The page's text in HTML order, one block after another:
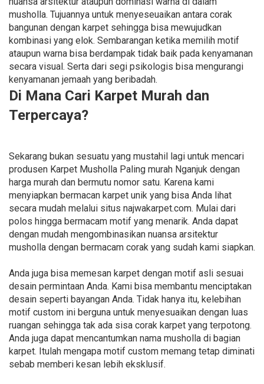
musholla. Tujuannya untuk menyeseuaikan antara corak
bangunan dengan karpet sehingga bisa mewujudkan
kombinasi yang elok. Sembarangan ketika memilih motif
ataupun warna bisa berdampak tidak baik pada kenyamanan
secara visual. Serta dari segi psikologis bisa mengurangi
kenyamanan jemaah yang beribadah.
Di Mana Cari Karpet Murah dan
Terpercaya?
Sekarang bukan sesuatu yang mustahil lagi untuk mencari
produsen Karpet Musholla Paling murah Nganjuk dengan
harga murah dan bermutu nomor satu. Karena kami
menyiapkan bermacan karpet unik yang bisa Anda lihat
secara mudah melalui situs najwakarpet.com. Mulai dari
polos hingga bermacam motif yang menarik. Anda dapat
dengan mudah mengombinasikan nuansa arsitektur
musholla dengan bermacam corak yang sudah kami siapkan.
Anda juga bisa memesan karpet dengan motif asli sesuai
desain permintaan Anda. Kami bisa membantu menciptakan
desain seperti bayangan Anda. Tidak hanya itu, kelebihan
motif custom ini berguna untuk menyesuaikan dengan luas
ruangan sehingga tak ada sisa corak karpet yang terpotong.
Anda juga dapat mencantumkan nama musholla di bagian
karpet. Itulah mengapa motif custom memang tetap diminati
sebab memberi kesan lebih eksklusif.